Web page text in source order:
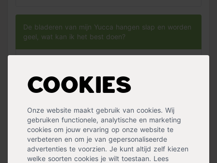
Cookies
Onze website maakt gebruik van cookies. Wij
gebruiken functionele, analytische en marketing
cookies om jouw ervaring op onze website te
verbeteren en om je van gepersonaliseerde
advertenties te voorzien. Je kunt altijd zelf kiezen
welke soorten cookies je wilt toestaan. Lees
De bladeren van mijn Yucca hangen slap en worden
geel, wat kan ik het best doen?
Wanneer de palm bruine bladeren krijgt, laat je plant
jou weten dat hij op een te lichte plaats staat. Je
plaatsen.
Is de palmlelie luchtzuiverend?